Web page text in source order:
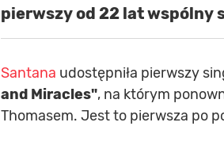
pierwszy od 22 lat wspólny
Santana udostępniła pierwszy
and Miracles", na którym
Thomasem. Jest to pierwsza po